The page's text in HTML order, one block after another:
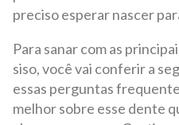
preciso esperar nascer
Para sanar com as
siso, você vai conferir a
essas perguntas
melhor sobre esse dente